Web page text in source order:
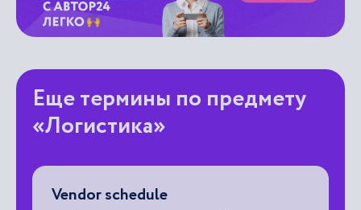
Еще термины по предмету
«Логистика»
Vendor schedule